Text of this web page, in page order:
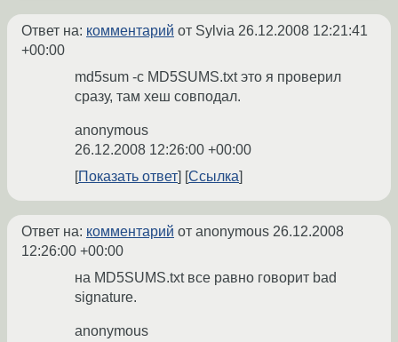
Ответ на: комментарий от Sylvia 26.12.2008 12:21:41
+00:00
md5sum -c MD5SUMS.txt это я проверил
сразу, там хеш совподал.
anonymous
26.12.2008 12:26:00 +00:00
Показать ответ
Ссылка
Ответ на: комментарий от anonymous 26.12.2008
12:26:00 +00:00
на MD5SUMS.txt все равно говорит bad
signature.
anonymous